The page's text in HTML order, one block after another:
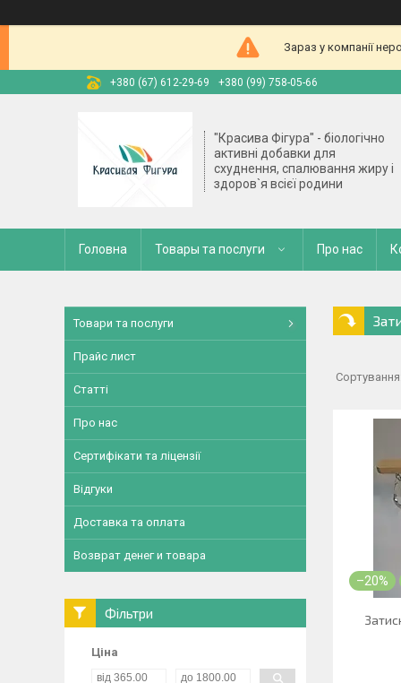
Зараз у компанії
+380 (67) 612-29-69 +380 (99) 758-05-66
"Красива Фігура" - біологічно
активні добавки для
схуднення, спалювання жиру і
здоров`я всієї родини
Головна Товары та послуги Про нас
–20%
Товари та послуги
Прайс лист
Статті
Про нас
Сертифікати та ліцензії
Відгуки
Доставка та оплата
Возврат денег и товара
Фільтри
Ціна